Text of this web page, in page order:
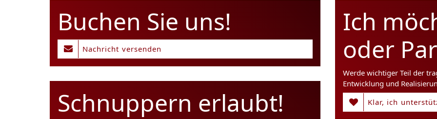
Buchen Sie uns!
Nachricht versenden
Schnuppern erlaubt!
Ich
oder
Werde wichtiger Teil der
Entwicklung und
Klar, ich